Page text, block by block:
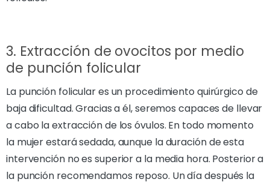
3. Extracción de ovocitos por medio
de punción folicular
La punción folicular es un procedimiento quirúrgico de
baja dificultad. Gracias a él, seremos capaces de llevar
a cabo la extracción de los óvulos. En todo momento
la mujer estará sedada, aunque la duración de esta
intervención no es superior a la media hora. Posterior a
la punción recomendamos reposo. Un día después la